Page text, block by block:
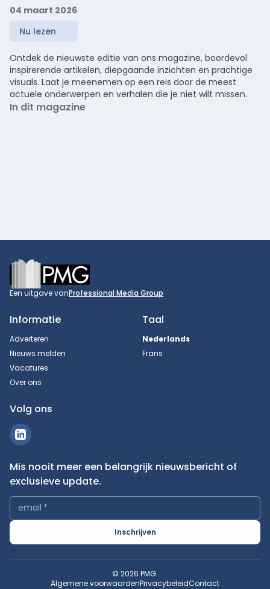
04 maart 2026
Nu lezen
Ontdek de nieuwste editie van ons magazine, boordevol
inspirerende artikelen, diepgaande inzichten en prachtige
visuals. Laat je meenemen op een reis door de meest
actuele onderwerpen en verhalen die je niet wilt missen.
In dit magazine
Footer
Een uitgave vanProfessional Media Group
Informatie
Adverteren
Nieuws melden
Vacatures
Over ons
Taal
Nederlands
Frans
Volg ons
Mis nooit meer een belangrijk nieuwsbericht of
exclusieve update.
email *
Inschrijven
© 2026 PMG.
Algemene voorwaardenPrivacybeleidContact